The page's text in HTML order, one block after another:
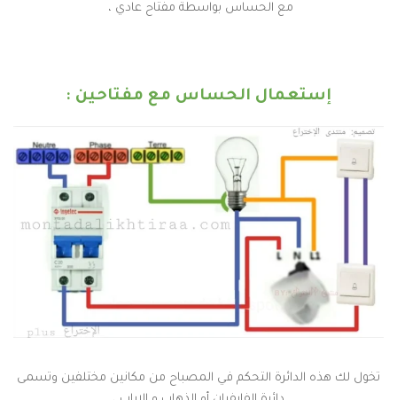
مع الحساس بواسطة مفتاح عادي ،
إستعمال الحساس مع مفتاحين :
تخول لك هذه الدائرة التحكم في المصباح من مكانين مختلفين وتسمى